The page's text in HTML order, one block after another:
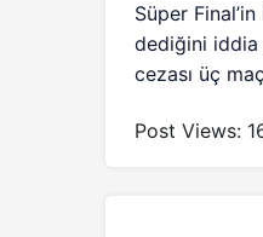
Süper
dediğini iddia
cezası üç
Post Views: